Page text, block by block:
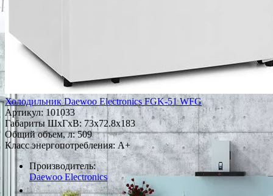
Холодильник Daewoo Electronics FGK-51 WFG
Артикул:101033
Габариты ШxГxВ: 73x72.8x183
Общий объем, л: 509
Класс энергопотребления: A+
Производитель:
Daewoo Electronics
*Наличие уточняйте у менеджера